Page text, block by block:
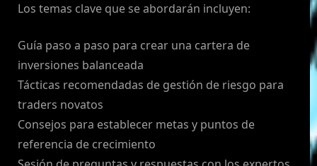
Los temas clave que se abordarán incluyen:
Guía paso a paso para crear una cartera de
inversiones balanceada
Tácticas recomendadas de gestión de riesgo para
traders novatos
Consejos para establecer metas y puntos de
referencia de crecimiento